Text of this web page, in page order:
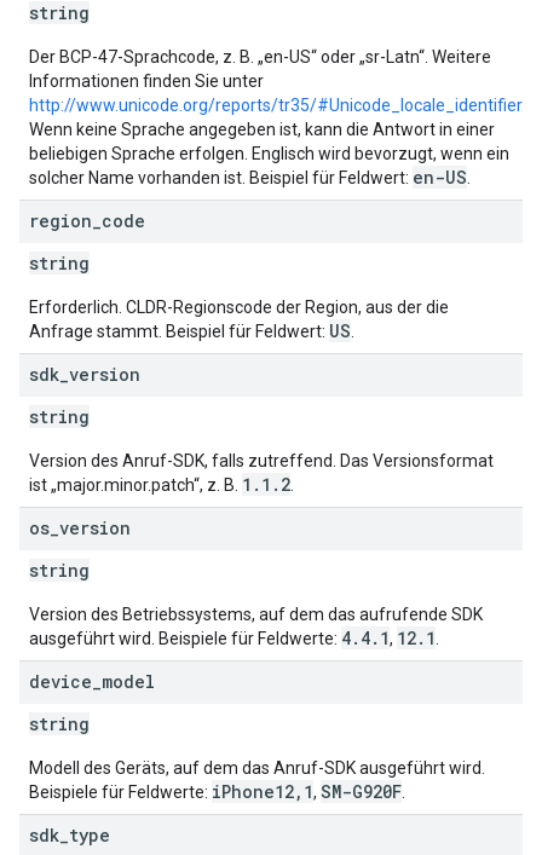
string
Der BCP-47-Sprachcode, z. B. „en-US“ oder „sr-Latn“. Weitere
Informationen finden Sie unter
http://www.unicode.org/reports/tr35/#Unicode_locale_identifier.
Wenn keine Sprache angegeben ist, kann die Antwort in einer
beliebigen Sprache erfolgen. Englisch wird bevorzugt, wenn ein
solcher Name vorhanden ist. Beispiel für Feldwert: en-US
region code
string
Erforderlich. CLDR-Regionscode der Region, aus der die
Anfrage stammt. Beispiel für Feldwert: US
sdk version
string
Version des Anruf-SDK, falls zutreffend. Das Versionsformat
ist „major.minor.patch“, z. B. 1.1.2
os version
string
Version des Betriebssystems, auf dem das aufrufende SDK
ausgeführt wird. Beispiele für Feldwerte: 4.4.1, 12.1
device model
string
Modell des Geräts, auf dem das Anruf-SDK ausgeführt wird.
Beispiele für Feldwerte: iPhone12,1, SM-G920F
sdk type